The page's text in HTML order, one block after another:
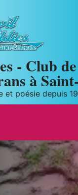
- Club
à
et poésie depuis